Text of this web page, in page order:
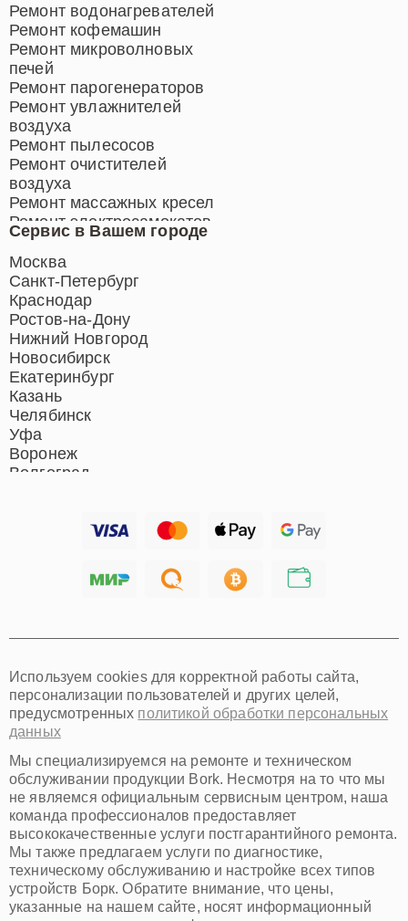
Сервис в Вашем городе
Москва
Санкт-Петербург
Краснодар
Ростов-на-Дону
Нижний Новгород
Новосибирск
Екатеринбург
Казань
Челябинск
Уфа
Воронеж
Волгоград
Хабаровск
Иркутск
Омск
Красноярск
Пермь
Ульяновск
Киров
Архангельск
Астрахань
Белгород
Благовещенск
Брянск
Владивосток
Владикавказ
Владимир
Ремонт водонагревателей
Ремонт кофемашин
Ремонт микроволновых
печей
Ремонт парогенераторов
Ремонт увлажнителей
воздуха
Ремонт пылесосов
Ремонт очистителей
воздуха
Ремонт массажных кресел
Ремонт электросамокатов
Ремонт индукционных плит
Ремонт роботов-пылесосов
Ремонт гладильных систем
Ремонт отпаривателей
Ремонт вертикальных
пылесосов
Используем cookies для корректной работы сайта,
персонализации пользователей и других целей,
предусмотренных политикой обработки персональных
данных
Мы специализируемся на ремонте и техническом
обслуживании продукции Bork. Несмотря на то что мы
не являемся официальным сервисным центром, наша
команда профессионалов предоставляет
высококачественные услуги постгарантийного ремонта.
Мы также предлагаем услуги по диагностике,
техническому обслуживанию и настройке всех типов
устройств Борк. Обратите внимание, что цены,
указанные на нашем сайте, носят информационный